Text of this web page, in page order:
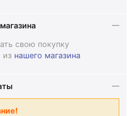
свою покупку
из нашего магазина